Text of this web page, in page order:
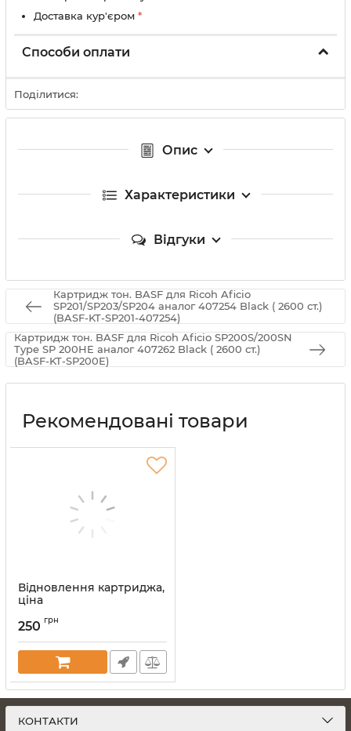
Доставка кур'єром *
Способи оплати
Поділитися:
Опис
Характеристики
Відгуки
Картридж тон. BASF для Ricoh Aficio
SP201/SP203/SP204 аналог 407254 Black ( 2600 ст.)
(BASF-KT-SP201-407254)
Картридж тон. BASF для Ricoh Aficio SP200S/200SN
Type SP 200HE аналог 407262 Black ( 2600 ст.)
(BASF-KT-SP200E)
Рекомендовані товари
Відновлення картриджа,
ціна
250 грн
КОНТАКТИ